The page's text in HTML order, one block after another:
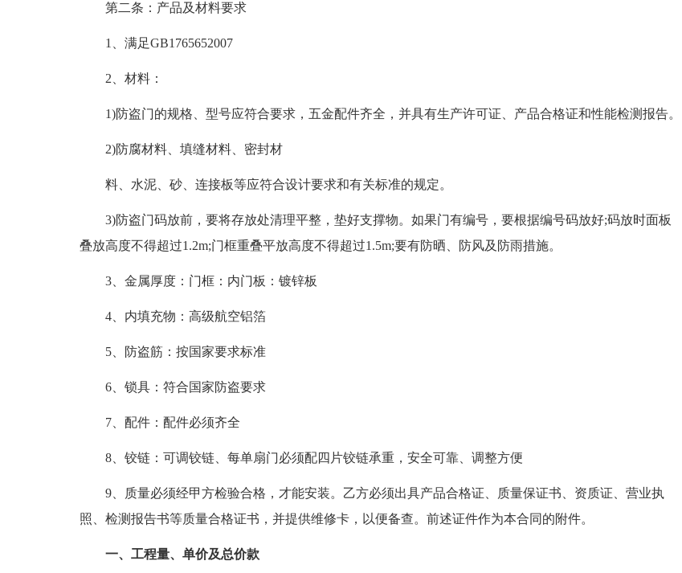
第二条：产品及材料要求
1、满足GB1765652007
2、材料：
1)防盗门的规格、型号应符合要求，五金配件齐全，并具有生产许可证、产品合格证和性能检测报告。
2)防腐材料、填缝材料、密封材
料、水泥、砂、连接板等应符合设计要求和有关标准的规定。
3)防盗门码放前，要将存放处清理平整，垫好支撑物。如果门有编号，要根据编号码放好;码放时面板
叠放高度不得超过1.2m;门框重叠平放高度不得超过1.5m;要有防晒、防风及防雨措施。
3、金属厚度：门框：内门板：镀锌板
4、内填充物：高级航空铝箔
5、防盗筋：按国家要求标准
6、锁具：符合国家防盗要求
7、配件：配件必须齐全
8、铰链：可调铰链、每单扇门必须配四片铰链承重，安全可靠、调整方便
9、质量必须经甲方检验合格，才能安装。乙方必须出具产品合格证、质量保证书、资质证、营业执
照、检测报告书等质量合格证书，并提供维修卡，以便备查。前述证件作为本合同的附件。
一、工程量、单价及总价款